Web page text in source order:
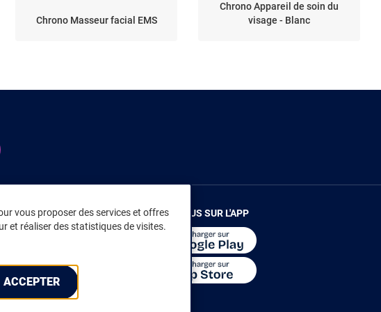
Chrono Masseur facial EMS
Chrono Appareil de soin du
visage - Blanc
vous proposer des services et offres
et réaliser des statistiques de visites.
ACCEPTER
RENDEZ-VOUS SUR L'APP